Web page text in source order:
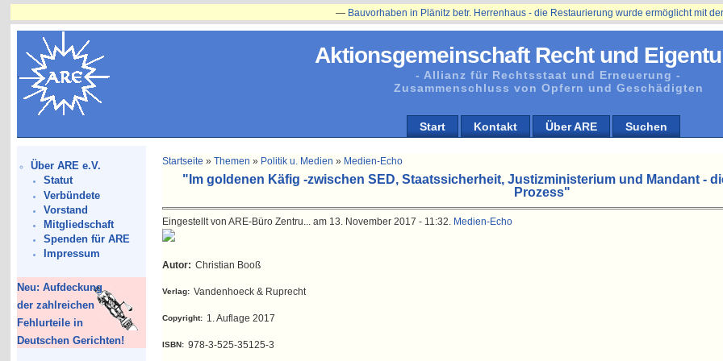
Aktionsgemeinschaft Recht und
- Allianz für Rechtsstaat und Erneuerung -
Zusammenschluss von Opfern und Geschädigten
Start Kontakt Über ARE Suchen
Über ARE e.V.
Statut
Verbündete
Vorstand
Mitgliedschaft
Spenden für ARE
Impressum
Neu: Aufdeckung
der zahlreichen
Fehlurteile in
Deutschen Gerichten!
Bauvorhaben in Plänitz betr. Herrenhaus - die Restaurierung wurde ermöglicht mit der
Startseite »Themen » Politik u. Medien » Medien-Echo
"Im goldenen Käfig -zwischen SED, Staatssicherheit, Justizministerium und Mandant -
Prozess"
Eingestellt von ARE-Büro Zentru... am 13. November 2017 - 11:32. Medien-Echo
Autor: Christian Booß
Verlag: Vandenhoeck & Ruprecht
Copyright: 1. Auflage 2017
ISBN: 978-3-525-35125-3